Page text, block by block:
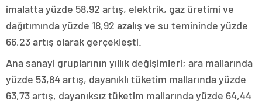
imalatta yüzde 58,92 artış, elektrik, gaz üretimi ve
dağıtımında yüzde 18,92 azalış ve su temininde yüzde
66,23 artış olarak gerçekleşti.
Ana sanayi gruplarının yıllık değişimleri; ara mallarında
yüzde 53,84 artış, dayanıklı tüketim mallarında yüzde
63,73 artış, dayanıksız tüketim mallarında yüzde 64,44